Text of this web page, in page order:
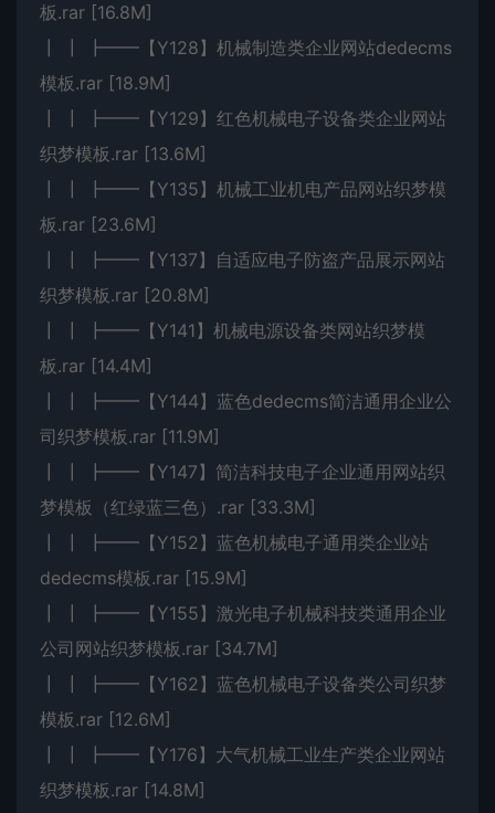
板.rar [16.8M]
┃ ┃ ┣━━【Y128】机械制造类企业网站dedecms
模板.rar [18.9M]
┃ ┃ ┣━━【Y129】红色机械电子设备类企业网站
织梦模板.rar [13.6M]
┃ ┃ ┣━━【Y135】机械工业机电产品网站织梦模
板.rar [23.6M]
┃ ┃ ┣━━【Y137】自适应电子防盗产品展示网站
织梦模板.rar [20.8M]
┃ ┃ ┣━━【Y141】机械电源设备类网站织梦模
板.rar [14.4M]
┃ ┃ ┣━━【Y144】蓝色dedecms简洁通用企业公
司织梦模板.rar [11.9M]
┃ ┃ ┣━━【Y147】简洁科技电子企业通用网站织
梦模板（红绿蓝三色）.rar [33.3M]
┃ ┃ ┣━━【Y152】蓝色机械电子通用类企业站
dedecms模板.rar [15.9M]
┃ ┃ ┣━━【Y155】激光电子机械科技类通用企业
公司网站织梦模板.rar [34.7M]
┃ ┃ ┣━━【Y162】蓝色机械电子设备类公司织梦
模板.rar [12.6M]
┃ ┃ ┣━━【Y176】大气机械工业生产类企业网站
织梦模板.rar [14.8M]